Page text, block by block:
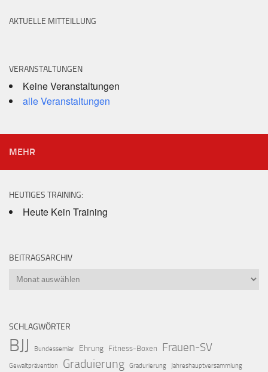
AKTUELLE MITTEILLUNG
VERANSTALTUNGEN
Keine Veranstaltungen
alle Veranstaltungen
MEHR
HEUTIGES TRAINING:
Heute Kein Training
BEITRAGSARCHIV
Beitragsarchiv
SCHLAGWÖRTER
BJJ Bundessemiar Ehrung Fitness-Boxen Frauen-SV
Gewaltprävention Graduierung Gradurierung Jahreshauptversammlung